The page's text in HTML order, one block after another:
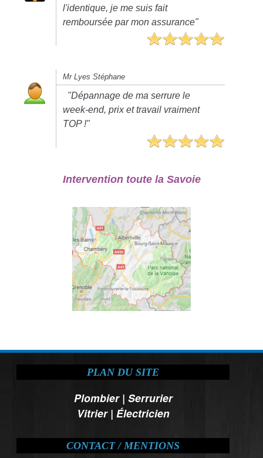
l'identique, je me suis fait
remboursée par mon assurance"
Mr Lyes Stéphane
"Dépannage de ma serrure le
week-end, prix et travail vraiment
TOP !"
Intervention toute la Savoie
PLAN DU SITE
Plombier| Serrurier
Vitrier| Électricien
CONTACT / MENTIONS